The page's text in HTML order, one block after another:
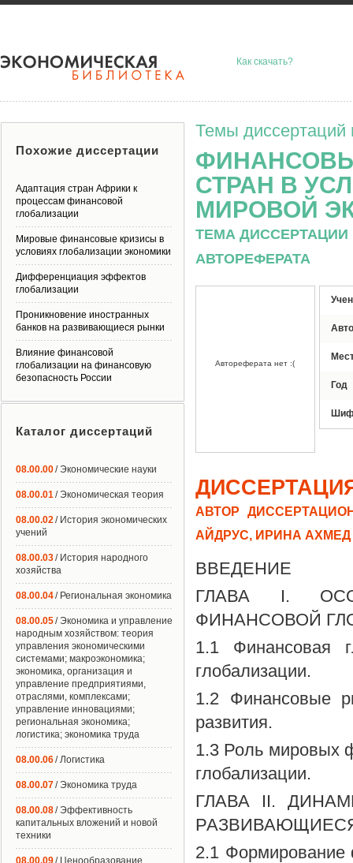
Как скачать?
Темы диссертаций
СТРАН В
МИРОВОЙ
ТЕМА
АВТОРЕФЕРАТА
Автореферата нет :(
Год
АВТОР
АЙДРУС, ИРИНА АХМЕД
ВВЕДЕНИЕ
ГЛАВА I.
ФИНАНСОВОЙ
1.1 Финансовая
глобализации.
1.2 Финансовые
развития.
1.3 Роль мировых
глобализации.
ГЛАВА II.
2.1 Формирование
Похожие диссертации
Адаптация стран Африки к
процессам финансовой
глобализации
Мировые финансовые кризисы в
условиях глобализации экономики
Дифференциация эффектов
глобализации
Проникновение иностранных
банков на развивающиеся рынки
Влияние финансовой
глобализации на финансовую
безопасность России
Каталог диссертаций
08.00.00/ Экономические науки
08.00.01/ Экономическая теория
08.00.02/ История экономических
учений
08.00.03/ История народного
хозяйства
08.00.04/ Региональная экономика
08.00.05/ Экономика и управление
народным хозяйством: теория
управления экономическими
системами; макроэкономика;
экономика, организация и
управление предприятиями,
отраслями, комплексами;
управление инновациями;
региональная экономика;
логистика; экономика труда
08.00.06/ Логистика
08.00.07/ Экономика труда
08.00.08/ Эффективность
капитальных вложений и новой
техники
08.00.09/ Ценообразование